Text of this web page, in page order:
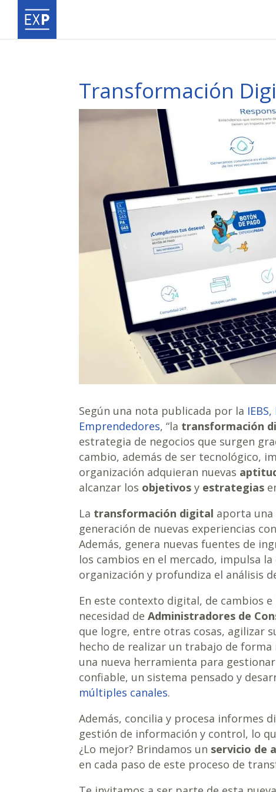
Transformación
Según una nota publicada por la
Emprendedores, “la transformación
estrategia de negocios que surgen
cambio, además de ser tecnológico,
organización adquieran nuevas
alcanzar los objetivos y estrategias
La transformación digital aporta
generación de nuevas experiencias
Además, genera nuevas fuentes de
los cambios en el mercado, impulsa
organización y profundiza el análisis
En este contexto digital, de cambios
necesidad deAdministradores de
que logre, entre otras cosas, agilizar
hecho de realizar un trabajo de forma
una nueva herramienta para
confiable, un sistema pensado y
múltiples canales.
Además, concilia y procesa informes
gestión de información y control, lo
¿Lo mejor? Brindamos un servicio de
en cada paso de este proceso de